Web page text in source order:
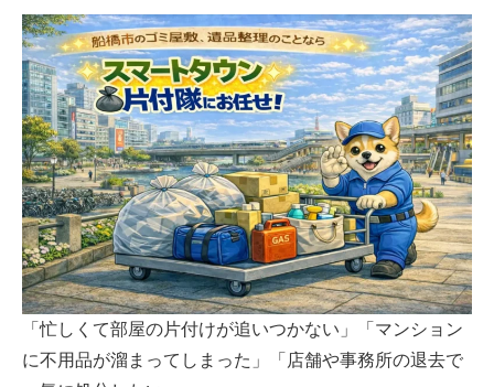
「忙しくて部屋の片付けが追いつかない」「マンション
に不用品が溜まってしまった」「店舗や事務所の退去で